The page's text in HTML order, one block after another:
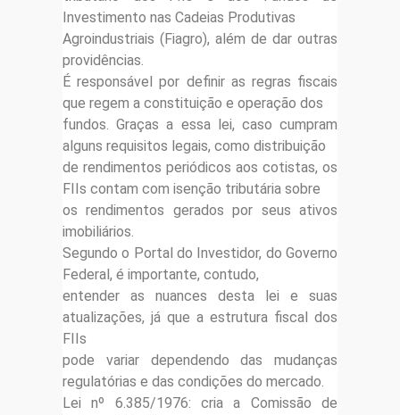
Investimento nas Cadeias Produtivas
Agroindustriais (Fiagro), além de dar outras
providências.
É responsável por definir as regras fiscais
que regem a constituição e operação dos
fundos. Graças a essa lei, caso cumpram
alguns requisitos legais, como distribuição
de rendimentos periódicos aos cotistas, os
FIIs contam com isenção tributária sobre
os rendimentos gerados por seus ativos
imobiliários.
Segundo o Portal do Investidor, do Governo
Federal, é importante, contudo,
entender as nuances desta lei e suas
atualizações, já que a estrutura fiscal dos
FIIs
pode variar dependendo das mudanças
regulatórias e das condições do mercado.
Lei nº 6.385/1976: cria a Comissão de